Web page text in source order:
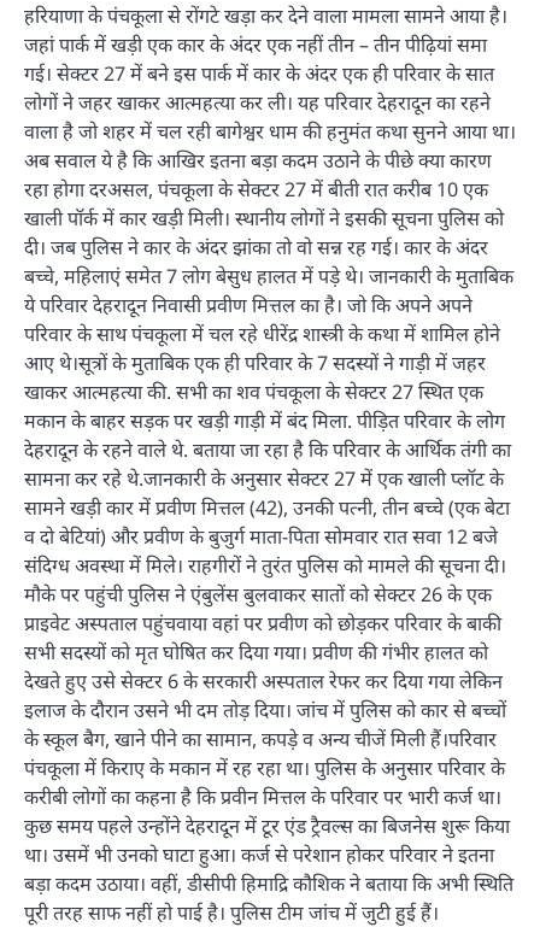
हरियाणा के पंचकूला से रोंगटे खड़ा कर देने वाला मामला सामने आया है।
जहां पार्क में खड़ी एक कार के अंदर एक नहीं तीन – तीन पीढ़ियां समा
गई। सेक्टर 27 में बने इस पार्क में कार के अंदर एक ही परिवार के सात
लोगों ने जहर खाकर आत्महत्या कर ली। यह परिवार देहरादून का रहने
वाला है जो शहर में चल रही बागेश्वर धाम की हनुमंत कथा सुनने आया था।
अब सवाल ये है कि आखिर इतना बड़ा कदम उठाने के पीछे क्या कारण
रहा होगा दरअसल, पंचकूला के सेक्टर 27 में बीती रात करीब 10 एक
खाली पॉर्क में कार खड़ी मिली। स्थानीय लोगों ने इसकी सूचना पुलिस को
दी। जब पुलिस ने कार के अंदर झांका तो वो सन्न रह गई। कार के अंदर
बच्चे, महिलाएं समेत 7 लोग बेसुध हालत में पड़े थे। जानकारी के मुताबिक
ये परिवार देहरादून निवासी प्रवीण मित्तल का है। जो कि अपने अपने
परिवार के साथ पंचकूला में चल रहे धीरेंद्र शास्त्री के कथा में शामिल होने
आए थे।सूत्रों के मुताबिक एक ही परिवार के 7 सदस्यों ने गाड़ी में जहर
खाकर आत्महत्या की. सभी का शव पंचकूला के सेक्टर 27 स्थित एक
मकान के बाहर सड़क पर खड़ी गाड़ी में बंद मिला. पीड़ित परिवार के लोग
देहरादून के रहने वाले थे. बताया जा रहा है कि परिवार के आर्थिक तंगी का
सामना कर रहे थे.जानकारी के अनुसार सेक्टर 27 में एक खाली प्लॉट के
सामने खड़ी कार में प्रवीण मित्तल (42), उनकी पत्नी, तीन बच्चे (एक बेटा
व दो बेटियां) और प्रवीण के बुजुर्ग माता-पिता सोमवार रात सवा 12 बजे
संदिग्ध अवस्था में मिले। राहगीरों ने तुरंत पुलिस को मामले की सूचना दी।
मौके पर पहुंची पुलिस ने एंबुलेंस बुलवाकर सातों को सेक्टर 26 के एक
प्राइवेट अस्पताल पहुंचवाया वहां पर प्रवीण को छोड़कर परिवार के बाकी
सभी सदस्यों को मृत घोषित कर दिया गया। प्रवीण की गंभीर हालत को
देखते हुए उसे सेक्टर 6 के सरकारी अस्पताल रेफर कर दिया गया लेकिन
इलाज के दौरान उसने भी दम तोड़ दिया। जांच में पुलिस को कार से बच्चों
के स्कूल बैग, खाने पीने का सामान, कपड़े व अन्य चीजें मिली हैं।परिवार
पंचकूला में किराए के मकान में रह रहा था। पुलिस के अनुसार परिवार के
करीबी लोगों का कहना है कि प्रवीन मित्तल के परिवार पर भारी कर्ज था।
कुछ समय पहले उन्होंने देहरादून में टूर एंड ट्रैवल्स का बिजनेस शुरू किया
था। उसमें भी उनको घाटा हुआ। कर्ज से परेशान होकर परिवार ने इतना
बड़ा कदम उठाया। वहीं, डीसीपी हिमाद्रि कौशिक ने बताया कि अभी स्थिति
पूरी तरह साफ नहीं हो पाई है। पुलिस टीम जांच में जुटी हुई हैं।